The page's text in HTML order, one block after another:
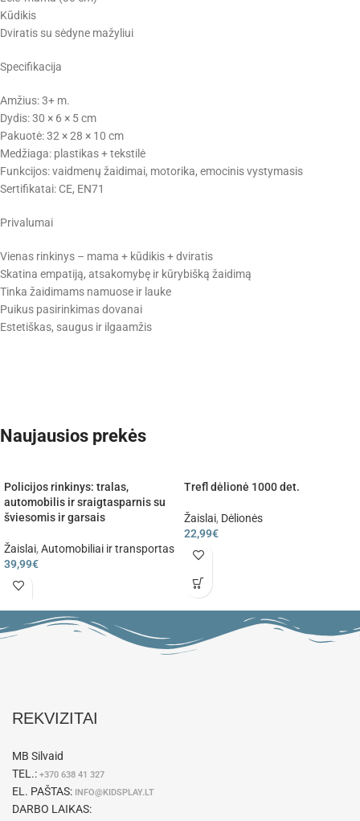
Kūdikis
Dviratis su sėdyne mažyliui
Specifikacija
Amžius: 3+ m.
Dydis: 30 × 6 × 5 cm
Pakuotė: 32 × 28 × 10 cm
Medžiaga: plastikas + tekstilė
Funkcijos: vaidmenų žaidimai, motorika, emocinis vystymasis
Sertifikatai: CE, EN71
Privalumai
Vienas rinkinys – mama + kūdikis + dviratis
Skatina empatiją, atsakomybę ir kūrybišką žaidimą
Tinka žaidimams namuose ir lauke
Puikus pasirinkimas dovanai
Estetiškas, saugus ir ilgaamžis
Naujausios prekės
Policijos rinkinys: tralas,
automobilis ir sraigtasparnis su
šviesomis ir garsais
Žaislai, Automobiliai ir transportas
39,99€
Trefl dėlionė 1000 det.
Žaislai, Dėlionės
22,99€
REKVIZITAI
MB Silvaid
TEL.: +370 638 41 327
EL. PAŠTAS: INFO@KIDSPLAY.LT
DARBO LAIKAS: